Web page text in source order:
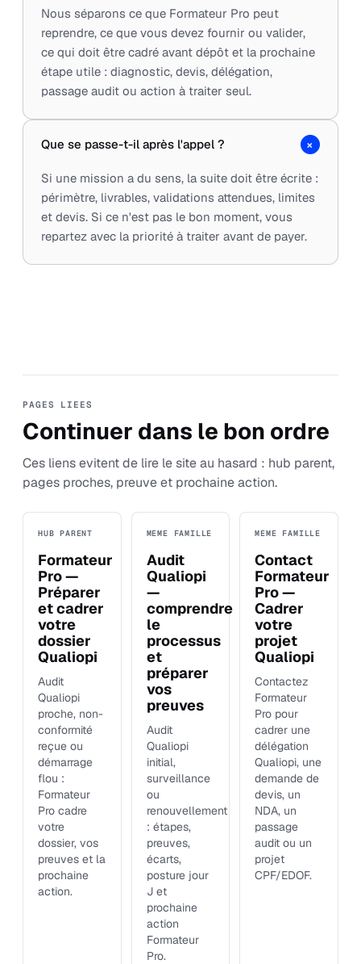
Nous séparons ce que Formateur Pro peut
reprendre, ce que vous devez fournir ou valider,
ce qui doit être cadré avant dépôt et la prochaine
étape utile : diagnostic, devis, délégation,
passage audit ou action à traiter seul.
Que se passe-t-il après l'appel ? +
Si une mission a du sens, la suite doit être écrite :
périmètre, livrables, validations attendues, limites
et devis. Si ce n'est pas le bon moment, vous
repartez avec la priorité à traiter avant de payer.
PAGES LIEES
Continuer dans le bon ordre
Ces liens evitent de lire le site au hasard : hub parent,
pages proches, preuve et prochaine action.
HUB PARENT
Formateur
Pro —
Préparer
et cadrer
votre
dossier
Qualiopi
Audit
Qualiopi
proche, non-
conformité
reçue ou
démarrage
flou :
Formateur
Pro cadre
votre
dossier, vos
preuves et la
prochaine
action.
MEME FAMILLE
Audit
Qualiopi
—
comprendre
le
processus
et
préparer
vos
preuves
Audit
Qualiopi
initial,
surveillance
ou
renouvellement
: étapes,
preuves,
écarts,
posture jour
J et
prochaine
action
Formateur
Pro.
MEME FAMILLE
Contact
Formateur
Pro —
Cadrer
votre
projet
Qualiopi
Contactez
Formateur
Pro pour
cadrer une
délégation
Qualiopi, une
demande de
devis, un
NDA, un
passage
audit ou un
projet
CPF/EDOF.